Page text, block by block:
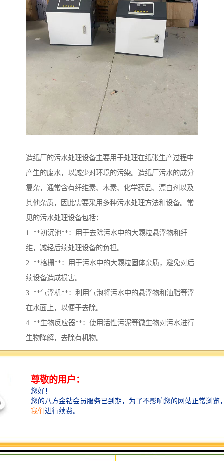
造纸厂的污水处理设备主要用于处理在纸张生产过程中
产生的废水，以减少对环境的污染。造纸厂污水的成分
复杂，通常含有纤维素、木素、化学药品、漂白剂以及
其他杂质，因此需要采用多种污水处理方法和设备。常
见的污水处理设备包括：
1. **初沉池**：用于去除污水中的大颗粒悬浮物和纤
维，减轻后续处理设备的负担。
2. **格栅**：用于污水中的大颗粒固体杂质，避免对后
续设备造成损害。
3. **气浮机**：利用气泡将污水中的悬浮物和油脂等浮
在水面上，以便于去除。
4. **生物反应器**：使用活性污泥等微生物对污水进行
生物降解，去除有机物。
5. **沉淀池**：将经过生物处理后的污水进行沉淀，去
6. **过滤器**：通过物理过滤进一步去除悬浮物，以提
高水质。
7. **污泥处理设备**：包括污泥去水机、污泥干化设备
8. **污水消毒设备**：常用的方法有氯消毒、臭氧消毒
和紫外线消毒，用于去除水中的病原微生物。